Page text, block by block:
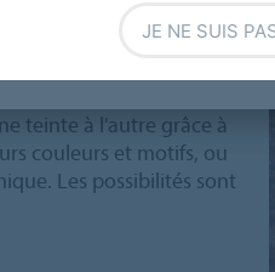
l'arc-en-ciel, regroupées
la profondeur et du
motifs définissent les
teinte à l'autre grâce à
couleurs et motifs, ou
Les possibilités sont
JE NE SUIS